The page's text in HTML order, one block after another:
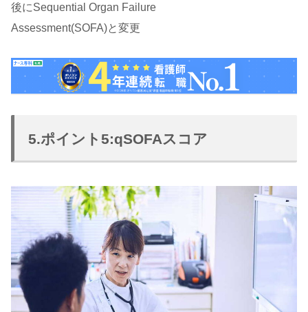
後にSequential Organ Failure
Assessment(SOFA)と変更
5.ポイント5:qSOFAスコア